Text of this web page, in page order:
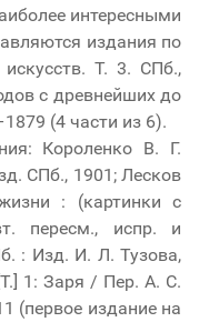
интересными
издания по
Т. 3. СПб.,
с древнейших до
(4 части из 6).
Короленко В. Г.
СПб., 1901; Лесков
: (картинки с
пересм., испр. и
: Изд. И. Л. Тузова,
1: Заря / Пер. А. С.
(первое издание на